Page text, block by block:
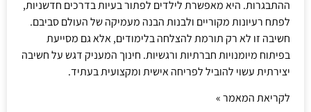
ההתבגרות. היא מאפשרת לילדים לפתור בעיות בדרכים חדשניות,
לפתח רעיונות מקוריים ולבנות הבנה מעמיקה של העולם סביבם.
חשיבה זו לא רק תורמת להצלחה בלימודים, אלא גם מסייעת
בפיתוח מיומנויות חברתיות ורגשיות. חינוך המעניק דגש על חשיבה
יצירתית עשוי להוביל לפריחה אישית ומקצועית בעתיד.
לקריאת המאמר »